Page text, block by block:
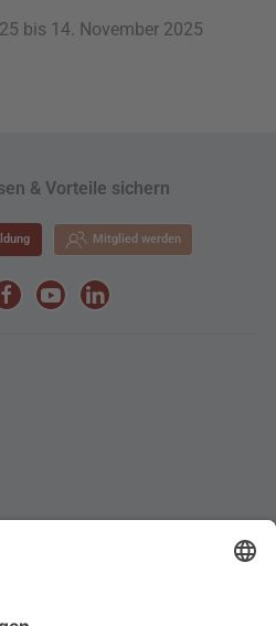
bis 14. November 2025
& Vorteile sichern
Mitglied werden